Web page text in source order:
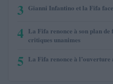
3 Gianni Infantino et la Fifa
4 La Fifa renonce à son plan
critiques unanimes
5 La Fifa renonce à l’ouverture